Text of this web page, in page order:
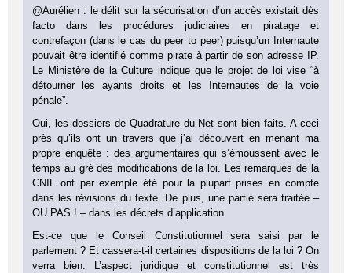
@Aurélien : le délit sur la sécurisation d’un accès existait dès
facto dans les procédures judiciaires en piratage et
contrefaçon (dans le cas du peer to peer) puisqu’un Internaute
pouvait être identifié comme pirate à partir de son adresse IP.
Le Ministère de la Culture indique que le projet de loi vise “à
détourner les ayants droits et les Internautes de la voie
pénale”.
Oui, les dossiers de Quadrature du Net sont bien faits. A ceci
près qu’ils ont un travers que j’ai découvert en menant ma
propre enquête : des argumentaires qui s’émoussent avec le
temps au gré des modifications de la loi. Les remarques de la
CNIL ont par exemple été pour la plupart prises en compte
dans les révisions du texte. De plus, une partie sera traitée –
OU PAS ! – dans les décrets d’application.
Est-ce que le Conseil Constitutionnel sera saisi par le
parlement ? Et cassera-t-il certaines dispositions de la loi ? On
verra bien. L’aspect juridique et constitutionnel est très